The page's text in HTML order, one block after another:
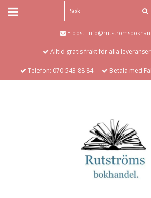
E-post:
Alltid gratis frakt för alla
Telefon: 070-543 88 84 Betala med